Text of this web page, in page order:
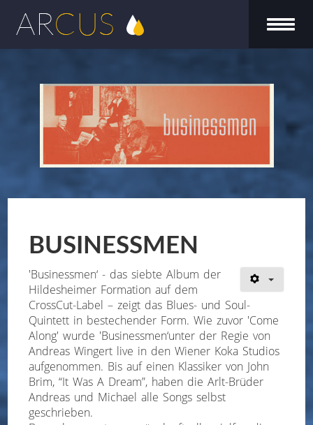
BUSINESSMEN
'Businessmen‘ - das siebte Album der
Hildesheimer Formation auf dem
CrossCut-Label – zeigt das Blues- und Soul-
Quintett in bestechender Form. Wie zuvor 'Come
Along' wurde 'Businessmen‘unter der Regie von
Andreas Wingert live in den Wiener Koka Studios
aufgenommen. Bis auf einen Klassiker von John
Brim, “It Was A Dream”, haben die Arlt-Brüder
Andreas und Michael alle Songs selbst
geschrieben.